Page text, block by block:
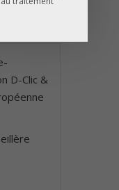
DU
D-Clic &